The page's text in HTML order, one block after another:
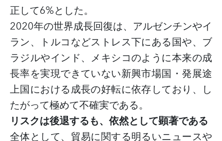
正して6%とした。
2020年の世界成長回復は、アルゼンチンやイ
ラン、トルコなどストレス下にある国や、ブ
ラジルやインド、メキシコのように本来の成
長率を実現できていない新興市場国・発展途
上国における成長の好転に依存しており、し
たがって極めて不確実である。
リスクは後退するも、依然として顕著である
全体として、貿易に関する明るいニュースや